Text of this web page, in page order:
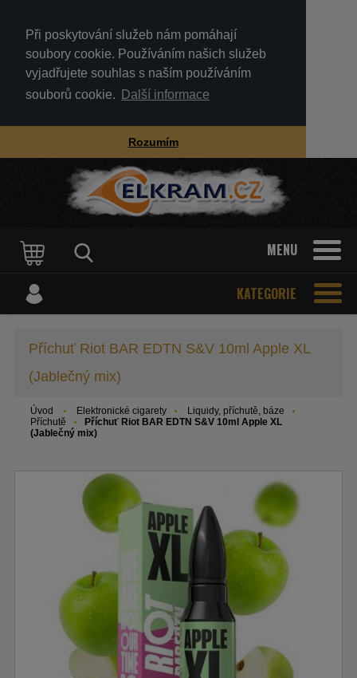
Při poskytování služeb nám pomáhají
soubory cookie. Používáním našich služeb
vyjadřujete souhlas s naším používáním
souborů cookie.
Další informace
Rozumím
MENU
KATEGORIE
Příchuť Riot BAR EDTN S&V 10ml Apple XL
(Jablečný mix)
Úvod Elektronické cigarety
Liquidy, příchutě, báze
Příchutě
Příchuť Riot BAR EDTN S&V 10ml Apple XL
(Jablečný mix)